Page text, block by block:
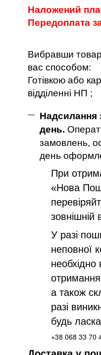
Наложений
Передоплата
Вибравши
вас способом:
Готівкою або
відділенні НП ;
Надсилання
день.
замовлень,
день
При
«Нова
зовнішній
У разі
неповної
необхідно
а також
разі
будь
+38 068 33 70